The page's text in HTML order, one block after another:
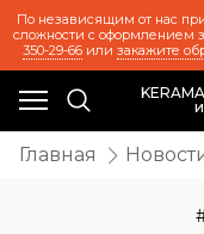
По независящим от нас
сложности с оформлением
350-29-66или закажите
Главная